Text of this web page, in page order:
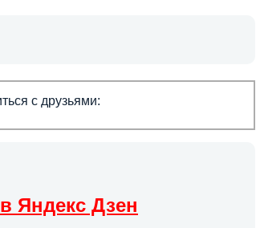
с друзьями:
Яндекс Дзен